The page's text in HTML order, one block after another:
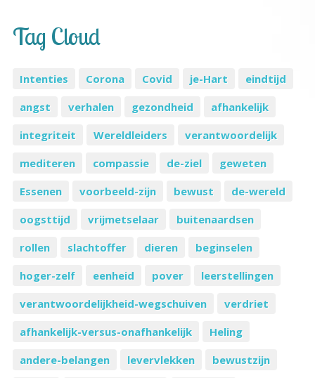
Tag Cloud
Intenties Corona Covid je-Hart
eindtijd
angst
verhalen gezondheid
afhankelijk
integriteit
Wereldleiders
verantwoordelijk
mediteren
compassie de-ziel
geweten
Essenen
voorbeeld-zijn bewust
de-wereld
oogsttijd
vrijmetselaar
buitenaardsen
rollen
slachtoffer dieren
beginselen
hoger-zelf
eenheid pover
leerstellingen
verantwoordelijkheid-wegschuiven
verdriet
afhankelijk-versus-onafhankelijk
Heling
andere-belangen
levervlekken
bewustzijn